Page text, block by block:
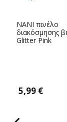
NANI πινέλο
διακόσμησης
Glitter Pink
5,99 €